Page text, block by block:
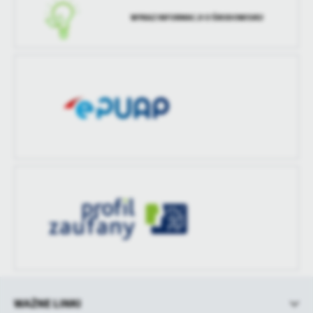
treści w postaci wiadomości, ofert, komunikatów mediów
społecznościowych. WYKAZ INFORMACJI O ŚRODOWISKU
WAŻNE LINKI